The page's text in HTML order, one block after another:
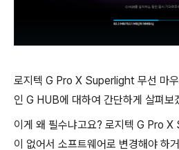
로지텍 G Pro X Superlight 무선 마
인 G HUB에 대하여 간단하게 살펴보
이게 왜 필수냐고요? 로지텍 G Pro
이 없어서 소프트웨어로 변경해야 하